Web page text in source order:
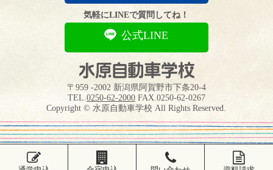
気軽にLINEで質問してね！
公式LINE
〒959 -2002 新潟県阿賀野市下条20-4
TEL.0250-62-2000FAX.0250-62-0267
Copyright © 水原自動車学校 All Rights Reserved.